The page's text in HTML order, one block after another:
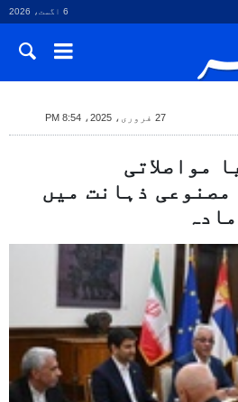
6 اگست، 2026
27 فروری، 2025، 8:54 PM
مواصلاتی
ذہانت میں